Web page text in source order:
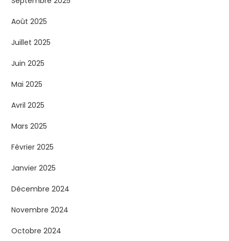
b
l
i
c
a
t
i
o
n
s
Août 2025
Juillet 2025
Juin 2025
Mai 2025
Avril 2025
Mars 2025
Février 2025
Janvier 2025
Décembre 2024
Novembre 2024
Octobre 2024